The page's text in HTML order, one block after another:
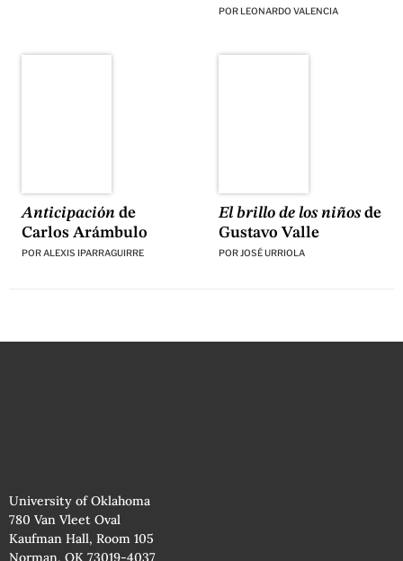
POR LEONARDO VALENCIA
Anticipaciónde
Carlos Arámbulo
PORALEXIS IPARRAGUIRRE
El brillo de los niñosde
Gustavo Valle
POR JOSÉ URRIOLA
University of Oklahoma
780 Van Vleet Oval
Kaufman Hall, Room 105
Norman, OK 73019-4037